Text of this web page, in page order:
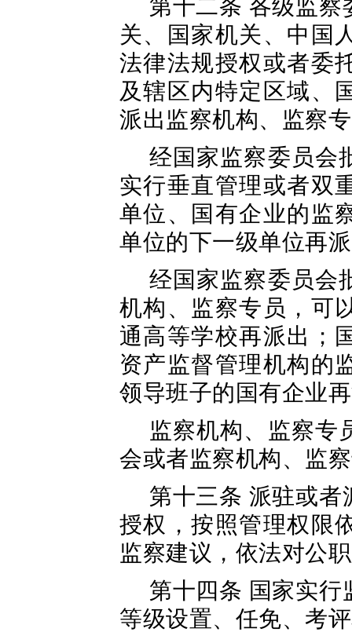
第十二条 各级监
关、国家机关、中国
法律法规授权或者委
及辖区内特定区域、
派出监察机构、监察
经国家监察委员会
实行垂直管理或者双
单位、国有企业的监
单位的下一级单位再
经国家监察委员会
机构、监察专员，可
通高等学校再派出；
资产监督管理机构的
领导班子的国有企业
监察机构、监察专
会或者监察机构、监
第十三条 派驻或
授权，按照管理权限
监察建议，依法对公
第十四条 国家实
等级设置、任免、考